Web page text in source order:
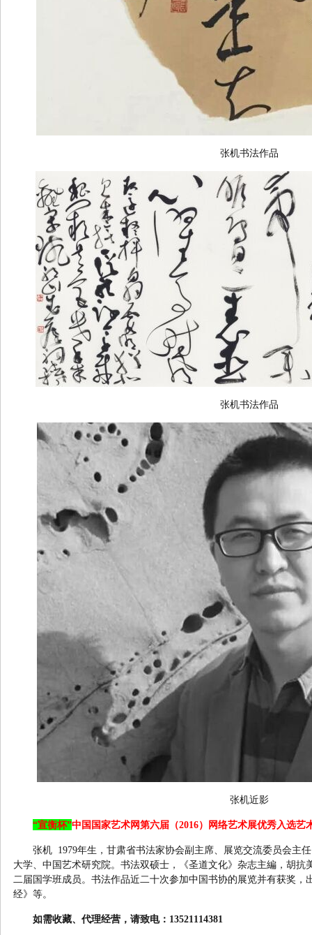
张机书法作品
张机书法作品
张机近影
“宣衡杯”中国国家艺术网第六届（2016）网络艺术展优秀入选
张机 1979年生，甘肃省书法家协会副主席、展览交流委员会主
大学、中国艺术研究院。书法双硕士，《圣道文化》杂志主編，胡抗
二届国学班成员。书法作品近二十次参加中国书协的展览并有获奖，
经》等。
如需收藏、代理经营，请致电：13521114381